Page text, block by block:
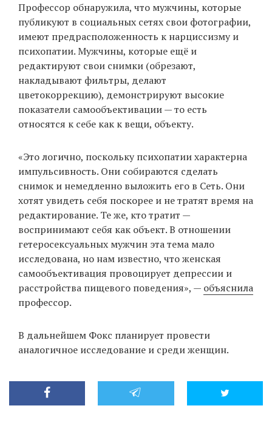
Профессор обнаружила, что мужчины, которые
публикуют в социальных сетях свои фотографии,
имеют предрасположенность к нарциссизму и
психопатии. Мужчины, которые ещё и
редактируют свои снимки (обрезают,
накладывают фильтры, делают
цветокоррекцию), демонстрируют высокие
показатели самообъективации — то есть
относятся к себе как к вещи, объекту.
«Это логично, поскольку психопатии характерна
импульсивность. Они собираются сделать
снимок и немедленно выложить его в Сеть. Они
хотят увидеть себя поскорее и не тратят время на
редактирование. Те же, кто тратит —
воспринимают себя как объект. В отношении
гетеросексуальных мужчин эта тема мало
исследована, но нам известно, что женская
самообъективация провоцирует депрессии и
расстройства пищевого поведения», — объяснила
профессор.
В дальнейшем Фокс планирует провести
аналогичное исследование и среди женщин.